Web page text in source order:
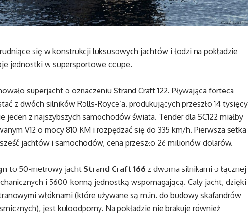
się w konstrukcji luksusowych jachtów i łodzi na pokładzie
jednostki w supersportowe coupe.
superjacht o oznaczeniu Strand Craft 122. Pływająca forteca
z dwóch silników Rolls-Royce’a, produkujących przeszło 14 tysięcy
z najszybszych samochodów świata. Tender dla SC122 miałby
V12 o mocy 810 KM i rozpędzać się do 335 km/h. Pierwsza setka
jachtów i samochodów, cena przeszło 26 milionów dolarów.
to 50-metrowy jacht Strand Craft 166 z dwoma silnikami o łącznej
i 5600-konną jednostką wspomagającą. Cały jacht, dzięki
włóknami (które używane są m.in. do budowy skafandrów
jest kuloodporny. Na pokładzie nie brakuje również